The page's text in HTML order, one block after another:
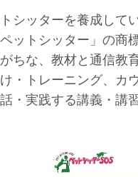
シッターを養成して
ットシッター」の商
ちな、教材と通信教
・トレーニング、カ
・実践する講義・講